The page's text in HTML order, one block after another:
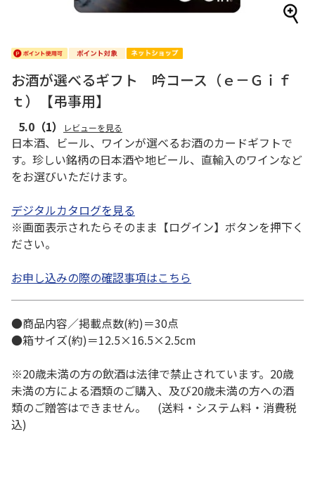
お酒が選べるギフト 吟コース（ｅ－Ｇｉｆ
ｔ）【弔事用】
5.0 （1） レビューを見る
日本酒、ビール、ワインが選べるお酒のカードギフトで
す。珍しい銘柄の日本酒や地ビール、直輸入のワインなど
をお選びいただけます。
デジタルカタログを見る
※画面表示されたらそのまま【ログイン】ボタンを押下く
ださい。
お申し込みの際の確認事項はこちら
●商品内容／掲載点数(約)＝30点
●箱サイズ(約)＝12.5×16.5×2.5cm
※20歳未満の方の飲酒は法律で禁止されています。20歳
未満の方による酒類のご購入、及び20歳未満の方への酒
類のご贈答はできません。 (送料・システム料・消費税
込)